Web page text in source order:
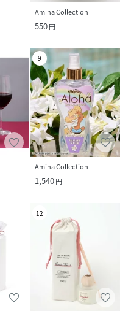
Amina Collection
550円
9
Amina Collection
1,540円
12